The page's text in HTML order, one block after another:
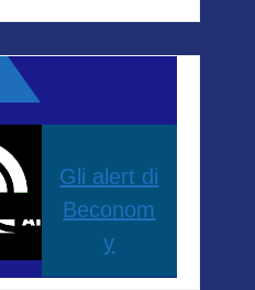
Gli alert di
Beconom
y